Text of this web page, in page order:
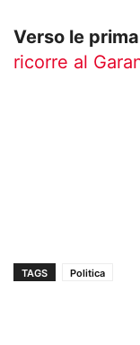
Verso le
ricorre al
TAGS Politica